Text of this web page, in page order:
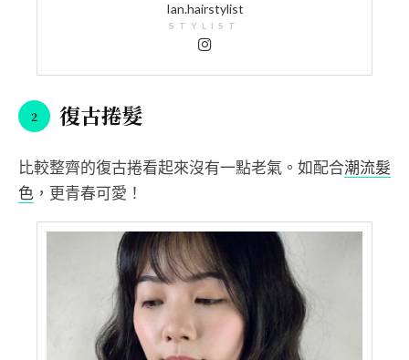
Ian.hairstylist
STYLIST
復古捲髮
比較整齊的復古捲看起來沒有一點老氣。如配合潮流髮
色 ，更青春可愛！